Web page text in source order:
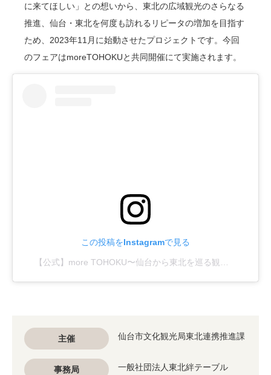
に来てほしい」との想いから、東北の広域観光のさらなる
推進、仙台・東北を何度も訪れるリピータの増加を目指す
ため、2023年11月に始動させたプロジェクトです。今回
のフェアはmoreTOHOKUと共同開催にて実施されます。
この投稿をInstagramで見る
主催 仙台市文化観光局東北連携推進課
事務局 一般社団法人東北絆テーブル